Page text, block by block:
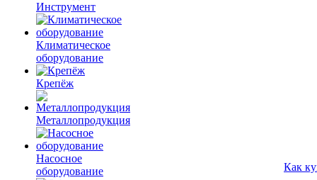
Инструмент
Климатическое
оборудование
Крепёж
Металлопродукция
Насосное
оборудование
Как